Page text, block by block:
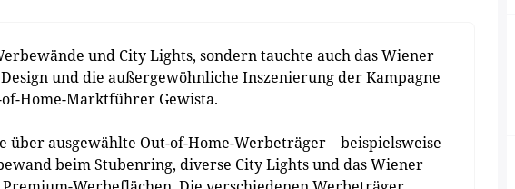
und City Lights, sondern tauchte auch das Wiener
und die außergewöhnliche Inszenierung der Kampagne
Home-Marktführer Gewista.
ausgewählte Out-of-Home-Werbeträger – beispielsweise
beim Stubenring, diverse City Lights und das Wiener